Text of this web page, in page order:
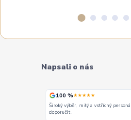
Napsali o nás
100 %★★★★★
Široký výběr, milý a vstřícný
doporučit.